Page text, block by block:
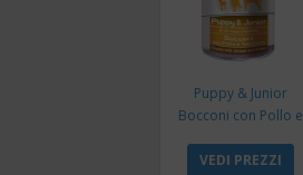
Puppy & Junior
Bocconi con Pollo e
VEDI PREZZI